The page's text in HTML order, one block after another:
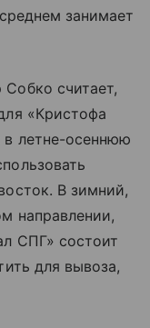
занимает
считает,
«Кристофа
летне-осеннюю
В зимний,
направлении,
СПГ» состоит
для вывоза,